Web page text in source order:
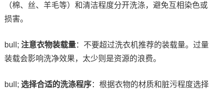
（棉、丝、羊毛等）和清洁程度分开洗涤，避免互相染色或
损害。
bull; 注意衣物装载量：不要超过洗衣机推荐的装载量。过量
装载会影响洗净效果，太少则是资源的浪费。
bull; 选择合适的洗涤程序：根据衣物的材质和脏污程度选择